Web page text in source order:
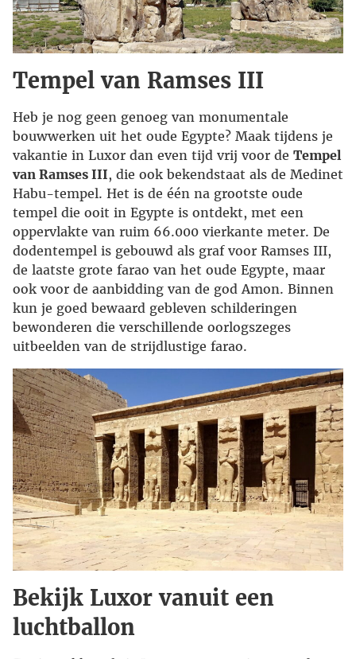
Tempel van Ramses III
Heb je nog geen genoeg van monumentale
bouwwerken uit het oude Egypte? Maak tijdens je
vakantie in Luxor dan even tijd vrij voor de Tempel
van Ramses III, die ook bekendstaat als de Medinet
Habu-tempel. Het is de één na grootste oude
tempel die ooit in Egypte is ontdekt, met een
oppervlakte van ruim 66.000 vierkante meter. De
dodentempel is gebouwd als graf voor Ramses III,
de laatste grote farao van het oude Egypte, maar
ook voor de aanbidding van de god Amon. Binnen
kun je goed bewaard gebleven schilderingen
bewonderen die verschillende oorlogszeges
uitbeelden van de strijdlustige farao.
Bekijk Luxor vanuit een
luchtballon